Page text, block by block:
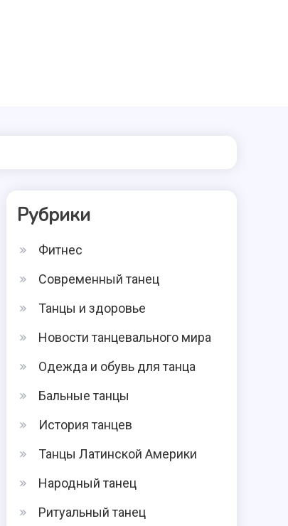
Рубрики
Фитнес
Современный танец
Танцы и здоровье
Новости танцевального мира
Одежда и обувь для танца
Бальные танцы
История танцев
Танцы Латинской Америки
Народный танец
Ритуальный танец